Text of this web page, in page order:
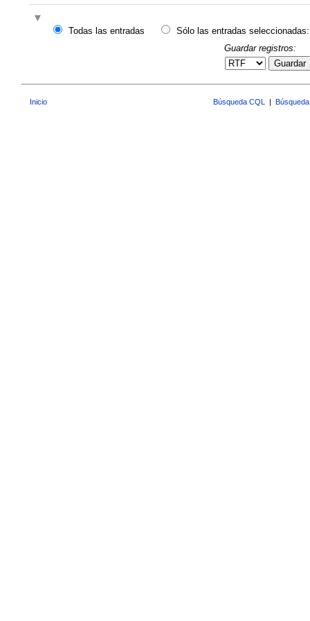
Todas las entradas
Sólo las entradas seleccionadas:
Guardar registros:
Guardar
Inicio Búsqueda CQL